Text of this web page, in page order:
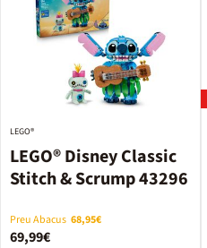
LEGO® Disney Classic
Stitch & Scrump 43296
LEGO®
Preu Abacus 68,95€
69,99€